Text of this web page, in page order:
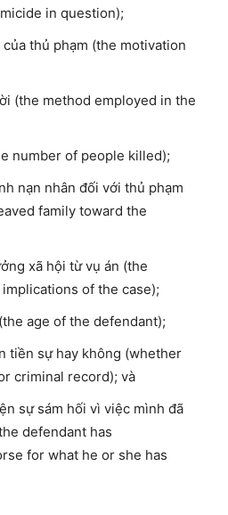
in question);
thủ phạm (the motivation
(the method employed in the
number of people killed);
nạn nhân đối với thủ phạm
family toward the
xã hội từ vụ án (the
of the case);
age of the defendant);
tiền sự hay không (whether
criminal record); và
sự sám hối vì việc mình đã
defendant has
for what he or she has